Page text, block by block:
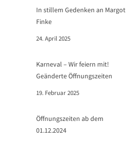
In stillem Gedenken an Margot
Finke
24. April 2025
Karneval – Wir feiern mit!
Geänderte Öffnungszeiten
19. Februar 2025
Öffnungszeiten ab dem
01.12.2024